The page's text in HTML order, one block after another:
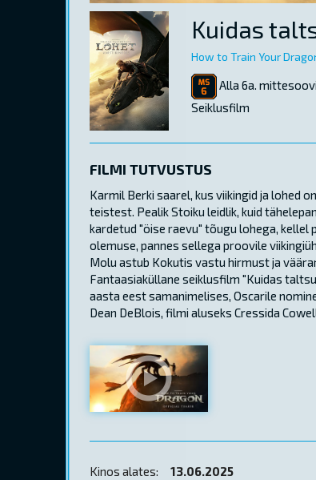
Kuidas
How to Train Your
Alla 6a.
Seiklusfilm
FILMI TUTVUSTUS
Karmil Berki saarel, kus viikingid ja lohed
teistest. Pealik Stoiku leidlik, kuid
kardetud "öise raevu" tõugu lohega, kellel
olemuse, pannes sellega proovile
Molu astub Kokutis vastu hirmust ja
Fantaasiaküllane seiklusfilm "Kuidas
aasta eest samanimelises, Oscarile
Dean DeBlois, filmi aluseks Cressida
Kinos alates:
13.06.2025